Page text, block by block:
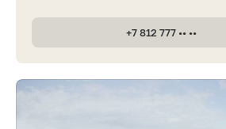
+7 812 777 •• ••